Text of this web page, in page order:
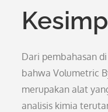
Dari pembahasan
bahwa Volumetric
merupakan alat
analisis kimia